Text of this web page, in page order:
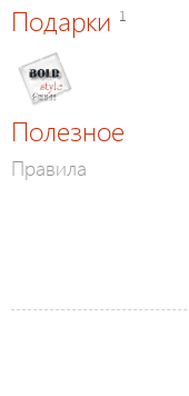
Подарки 1
Полезное
Правила